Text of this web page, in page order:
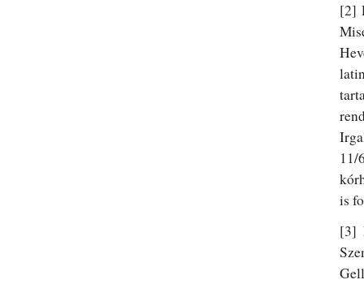
[2]
11/
is
[3]